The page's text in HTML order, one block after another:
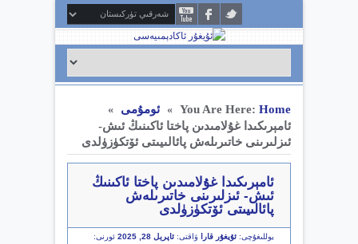
You Are Here: Home
» ئومۇمى »
ئامېرىكىدا غۇلامىدىن پاختا ئاكىنىڭ ئىش-
ئىزلىرىنى خاتىرىلەش پائالىيىتى ئۆتكۈزۈلدى
ئامېرىكىدا غۇلامىدىن پاختا ئاكىنىڭ
ئىش- ئىزلىرىنى خاتىرىلەش
پائالىيىتى ئۆتكۈزۈلدى
يوللىغۇچى: ئۇيغۇر قارا ۋاقتى: ئاپرېل 28, 2025
ئورنى: